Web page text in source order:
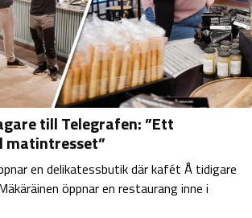
till Telegrafen: ”Ett
matintresset”
en delikatessbutik där kafét Å tidigare
öppnar en restaurang inne i